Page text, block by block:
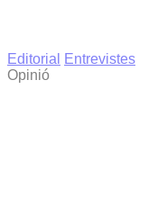
Editorial
Entrevistes
Opinió